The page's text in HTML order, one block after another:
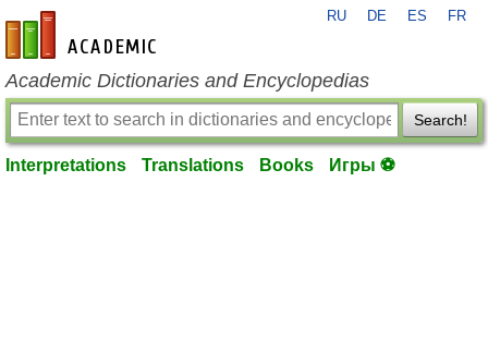
en-academic.com
RU DE ES FR
Academic Dictionaries and Encyclopedias
Search!
Interpretations Translations Books Игры ⚽